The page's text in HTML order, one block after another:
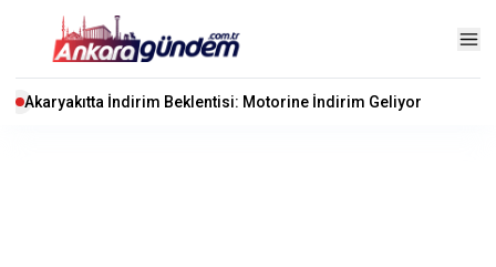
Akaryakıtta İndirim Beklentisi: Motorine İndirim Geliyor